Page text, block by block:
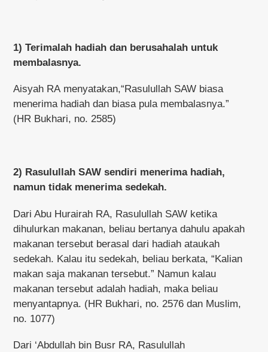
1) Terimalah hadiah dan berusahalah untuk
membalasnya.
Aisyah RA menyatakan,“Rasulullah SAW biasa
menerima hadiah dan biasa pula membalasnya.”
(HR Bukhari, no. 2585)
2) Rasulullah SAW sendiri menerima hadiah,
namun tidak menerima sedekah.
Dari Abu Hurairah RA, Rasulullah SAW ketika
dihulurkan makanan, beliau bertanya dahulu apakah
makanan tersebut berasal dari hadiah ataukah
sedekah. Kalau itu sedekah, beliau berkata, “Kalian
makan saja makanan tersebut.” Namun kalau
makanan tersebut adalah hadiah, maka beliau
menyantapnya. (HR Bukhari, no. 2576 dan Muslim,
no. 1077)
Dari ‘Abdullah bin Busr RA, Rasulullah